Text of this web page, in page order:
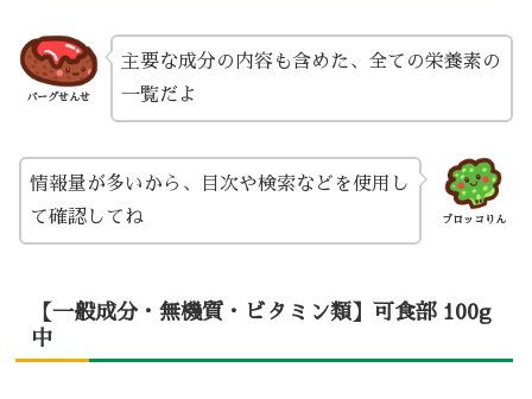
バーグせんせ
主要な成分の内容も含めた、全ての栄養素の
一覧だよ
ブロッコりん
情報量が多いから、目次や検索などを使用し
て確認してね
【一般成分・無機質・ビタミン類】可食部 100g
中